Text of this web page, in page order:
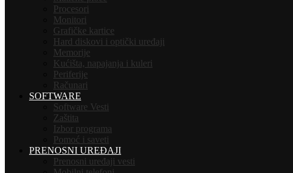
Procesori
Monitori
Grafičke kartice
Hard diskovi i optički uređaji
Memorije
Kućišta, napajanja i kuleri
Periferije
Računari
SOFTWARE
Software Vesti
Zaštita
Izbor programa
Pomoć i saveti
PRENOSNI UREĐAJI
Prenosni uređaji vesti